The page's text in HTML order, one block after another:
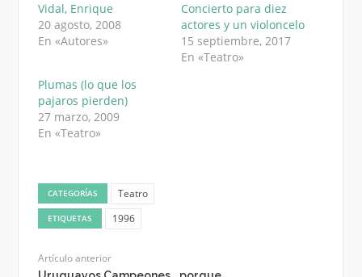
Vidal, Enrique
20 agosto, 2008
En «Autores»
Concierto para diez
actores y un violoncelo
15 septiembre, 2017
En «Teatro»
Plumas (lo que los
pajaros pierden)
27 marzo, 2009
En «Teatro»
CATEGORÍAS Teatro
ETIQUETAS 1996
Artículo anterior